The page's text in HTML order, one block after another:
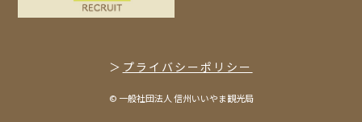
プライバシーポリシー
© 一般社団法人 信州いいやま観光局